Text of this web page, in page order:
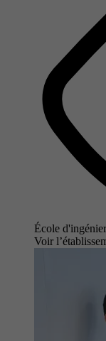
École
Voir